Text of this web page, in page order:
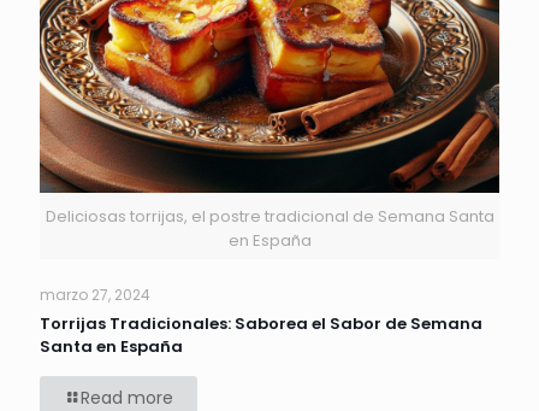
Deliciosas torrijas, el postre tradicional de Semana Santa
en España
marzo 27, 2024
Torrijas Tradicionales: Saborea el Sabor de Semana
Santa en España
Read more